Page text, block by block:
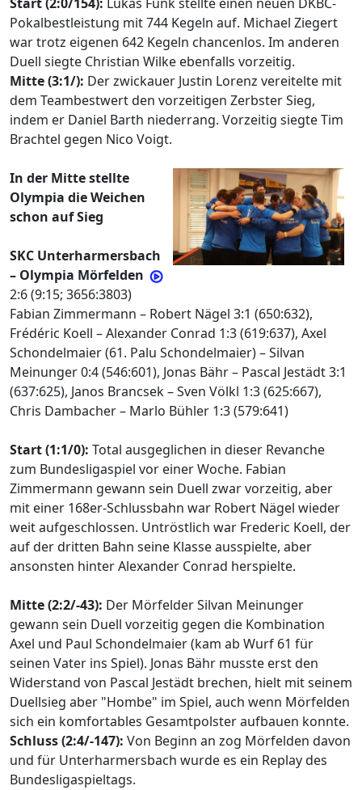
Start (2:0/154): Lukas Funk stellte einen neuen DKBC-
Pokalbestleistung mit 744 Kegeln auf. Michael Ziegert
war trotz eigenen 642 Kegeln chancenlos. Im anderen
Duell siegte Christian Wilke ebenfalls vorzeitig.
Mitte (3:1/): Der zwickauer Justin Lorenz vereitelte mit
dem Teambestwert den vorzeitigen Zerbster Sieg,
indem er Daniel Barth niederrang. Vorzeitig siegte Tim
Brachtel gegen Nico Voigt.
In der Mitte stellte
Olympia die Weichen
schon auf Sieg
SKC Unterharmersbach
– Olympia Mörfelden
2:6 (9:15; 3656:3803)
Fabian Zimmermann – Robert Nägel 3:1 (650:632),
Frédéric Koell – Alexander Conrad 1:3 (619:637), Axel
Schondelmaier (61. Palu Schondelmaier) – Silvan
Meinunger 0:4 (546:601), Jonas Bähr – Pascal Jestädt 3:1
(637:625), Janos Brancsek – Sven Völkl 1:3 (625:667),
Chris Dambacher – Marlo Bühler 1:3 (579:641)
Start (1:1/0): Total ausgeglichen in dieser Revanche
zum Bundesligaspiel vor einer Woche. Fabian
Zimmermann gewann sein Duell zwar vorzeitig, aber
mit einer 168er-Schlussbahn war Robert Nägel wieder
weit aufgeschlossen. Untröstlich war Frederic Koell, der
auf der dritten Bahn seine Klasse ausspielte, aber
ansonsten hinter Alexander Conrad herspielte.
Mitte (2:2/-43): Der Mörfelder Silvan Meinunger
gewann sein Duell vorzeitig gegen die Kombination
Axel und Paul Schondelmaier (kam ab Wurf 61 für
seinen Vater ins Spiel). Jonas Bähr musste erst den
Widerstand von Pascal Jestädt brechen, hielt mit seinem
Duellsieg aber "Hombe" im Spiel, auch wenn Mörfelden
sich ein komfortables Gesamtpolster aufbauen konnte.
Schluss (2:4/-147): Von Beginn an zog Mörfelden davon
und für Unterharmersbach wurde es ein Replay des
Bundesligaspieltags.